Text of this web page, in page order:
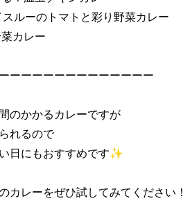
ルーのトマトと彩り野菜カレー
カレー
ーーーーーーーーーーーーー
のかかるカレーですが
れるので
日にもおすすめです✨
カレーをぜひ試してみてください！